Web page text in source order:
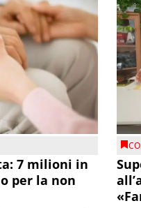
7 milioni in
per la non